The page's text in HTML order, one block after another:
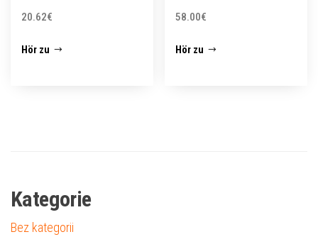
20.62€
Hör zu
58.00€
Hör zu
Kategorie
Bez kategorii